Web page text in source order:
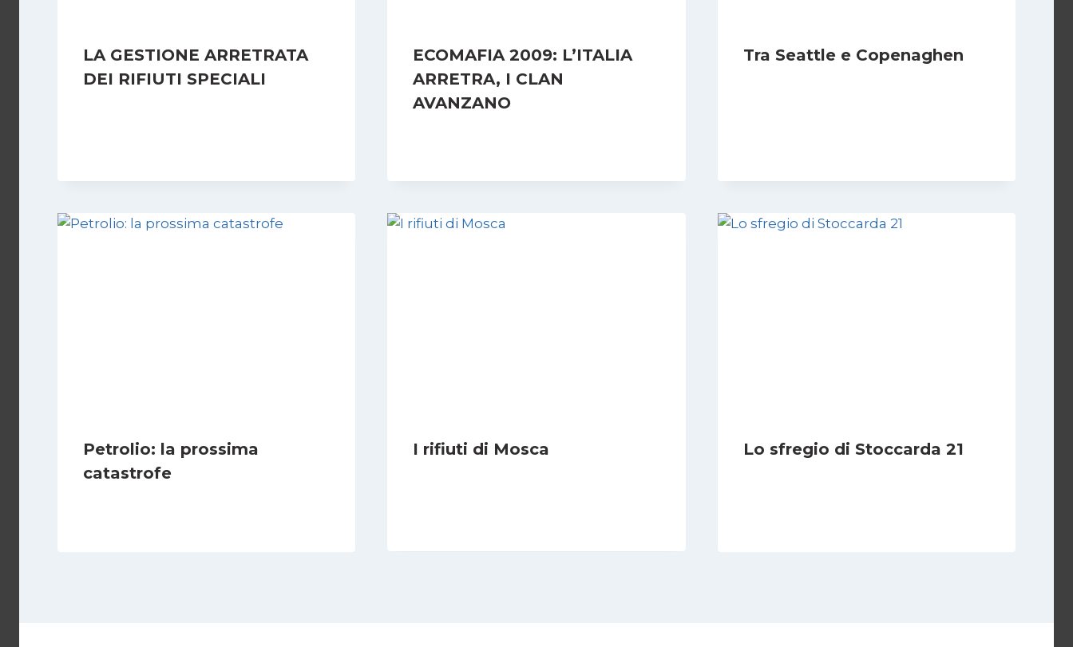
LA GESTIONE ARRETRATA
DEI RIFIUTI SPECIALI
ECOMAFIA 2009: L’ITALIA
ARRETRA, I CLAN
AVANZANO
Tra Seattle e Copenaghen
Petrolio: la prossima
catastrofe
I rifiuti di Mosca Lo sfregio di Stoccarda 21